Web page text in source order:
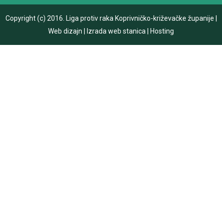
Copyright (c) 2016. Liga protiv raka Koprivničko-križevačke županije
Web dizajn
Izrada web stanica Hosting